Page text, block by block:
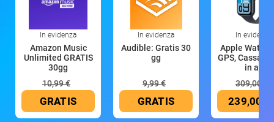
In evidenza
Amazon Music
Unlimited GRATIS
30gg
10,99 €
GRATIS
In evidenza
Audible: Gratis 30
gg
9,99 €
GRATIS
In evidenza
Apple Watch
GPS, Cassa
in all
309,00 €
239,00 €